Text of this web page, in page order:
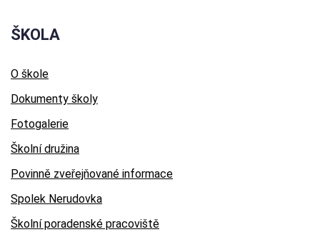
ŠKOLA
O škole
Dokumenty školy
Fotogalerie
Školní družina
Povinně zveřejňované informace
Spolek Nerudovka
Školní poradenské pracoviště